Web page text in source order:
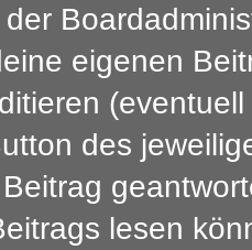
eigenen
des
lesen